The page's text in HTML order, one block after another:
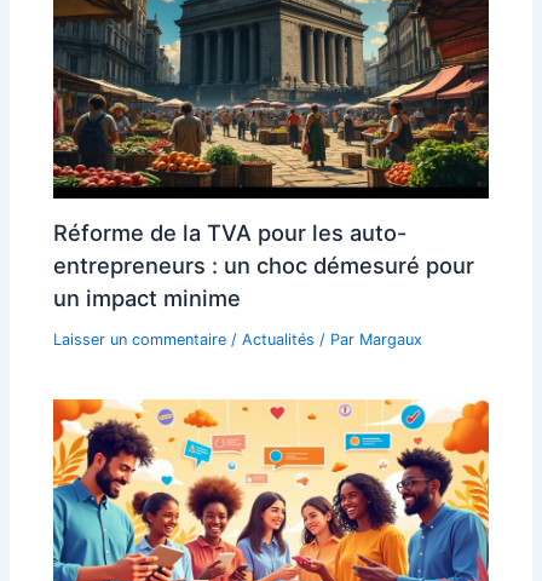
Réforme de la TVA pour les auto-
entrepreneurs : un choc démesuré pour
un impact minime
Laisser un commentaire /Actualités / Par Margaux